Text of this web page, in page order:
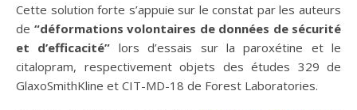
Cette solution forte s’appuie sur le constat par les auteurs
de “déformations volontaires de données de sécurité
et d’efficacité” lors d’essais sur la paroxétine et le
citalopram, respectivement objets des études 329 de
GlaxoSmithKline et CIT-MD-18 de Forest Laboratories.